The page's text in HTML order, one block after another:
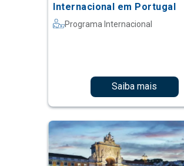
Internacional em Portugal
Programa Internacional
Saiba mais